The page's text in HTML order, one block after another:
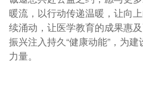
暖流，以行动传递温暖，让向
续涌动，让医学教育的成果惠
振兴注入持久“健康动能”，为
力量。